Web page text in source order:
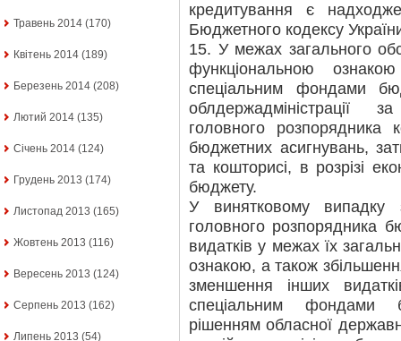
Травень 2014 (170)
Квітень 2014 (189)
Березень 2014 (208)
Лютий 2014 (135)
Січень 2014 (124)
Грудень 2013 (174)
Листопад 2013 (165)
Жовтень 2013 (116)
Вересень 2013 (124)
Серпень 2013 (162)
Липень 2013 (54)
кредитування є
Бюджетного кодексу
15. У межах загального
функціональною
спеціальним фондами
облдержадміністрації
головного розпорядника
бюджетних асигнувань,
та кошторисі, в розрізі
бюджету.
У винятковому випадку
головного розпорядника
видатків у межах їх
ознакою, а також
зменшення інших
спеціальним фондами
рішенням обласної